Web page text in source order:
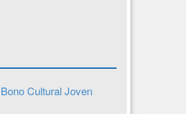
Bono Cultural Joven